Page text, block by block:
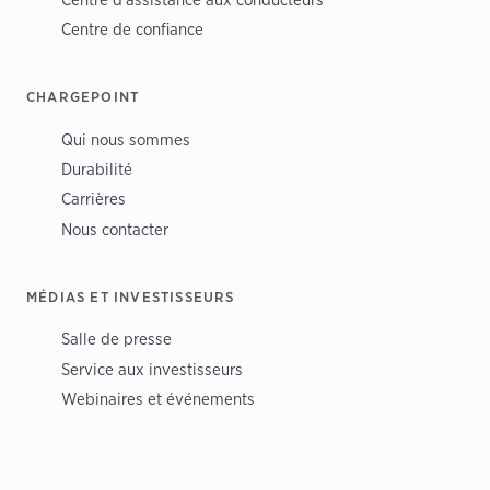
Centre de confiance
CHARGEPOINT
Qui nous sommes
Durabilité
Carrières
Nous contacter
MÉDIAS ET INVESTISSEURS
Salle de presse
Service aux investisseurs
Webinaires et événements